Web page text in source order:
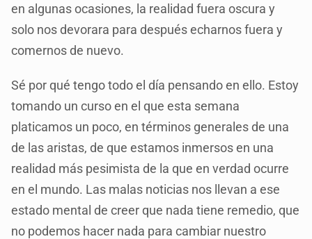
en algunas ocasiones, la realidad fuera oscura y
solo nos devorara para después echarnos fuera y
comernos de nuevo.
Sé por qué tengo todo el día pensando en ello. Estoy
tomando un curso en el que esta semana
platicamos un poco, en términos generales de una
de las aristas, de que estamos inmersos en una
realidad más pesimista de la que en verdad ocurre
en el mundo. Las malas noticias nos llevan a ese
estado mental de creer que nada tiene remedio, que
no podemos hacer nada para cambiar nuestro